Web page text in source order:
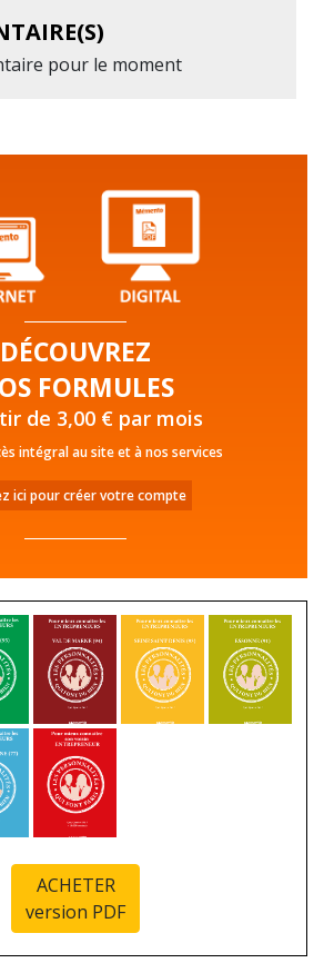
pour le moment
DÉCOUVREZ
FORMULES
de 3,00 € par mois
intégral au site et à nos services
ici pour créer votre compte
ACHETER
version PDF